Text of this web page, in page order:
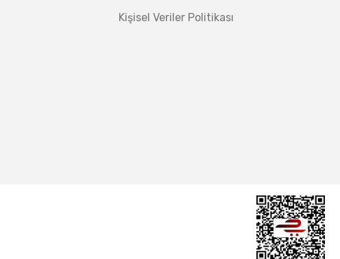
Kişisel Veriler Politikası